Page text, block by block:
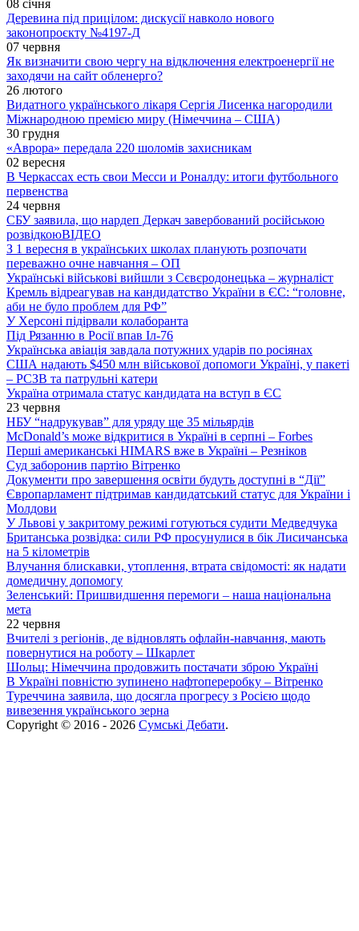
08 січня
Деревина під прицілом: дискусії навколо нового
законопроєкту №4197-Д
07 червня
Як визначити свою чергу на відключення електроенергії не
заходячи на сайт обленерго?
26 лютого
Видатного українського лікаря Сергія Лисенка нагородили
Міжнародною премією миру (Німеччина – США)
30 грудня
«Аврора» передала 220 шоломів захисникам
02 вересня
В Черкассах есть свои Месси и Роналду: итоги футбольного
первенства
24 червня
СБУ заявила, що нардеп Деркач завербований російською
розвідкоюВІДЕО
З 1 вересня в українських школах планують розпочати
переважно очне навчання – ОП
Українські військові вийшли з Сєвєродонецька – журналіст
Кремль відреагував на кандидатство України в ЄС: “головне,
аби не було проблем для РФ”
У Херсоні підірвали колаборанта
Під Рязанню в Росії впав Іл-76
Українська авіація завдала потужних ударів по росіянах
США надають $450 млн військової допомоги Україні, у пакеті
– РСЗВ та патрульні катери
Україна отримала статус кандидата на вступ в ЄС
23 червня
НБУ “надрукував” для уряду ще 35 мільярдів
McDonald’s може відкритися в Україні в серпні – Forbes
Перші американські HIMARS вже в Україні – Резніков
Суд заборонив партію Вітренко
Документи про завершення освіти будуть доступні в “Дії”
Європарламент підтримав кандидатський статус для України і
Молдови
У Львові у закритому режимі готуються судити Медведчука
Британська розвідка: сили РФ просунулися в бік Лисичанська
на 5 кілометрів
Влучання блискавки, утоплення, втрата свідомості: як надати
домедичну допомогу
Зеленський: Пришвидшення перемоги – наша національна
мета
22 червня
Вчителі з регіонів, де відновлять офлайн-навчання, мають
повернутися на роботу – Шкарлет
Шольц: Німеччина продовжить постачати зброю Україні
В Україні повністю зупинено нафтопереробку – Вітренко
Туреччина заявила, що досягла прогресу з Росією щодо
вивезення українського зерна
Copyright © 2016 - 2026 Сумські Дебати.